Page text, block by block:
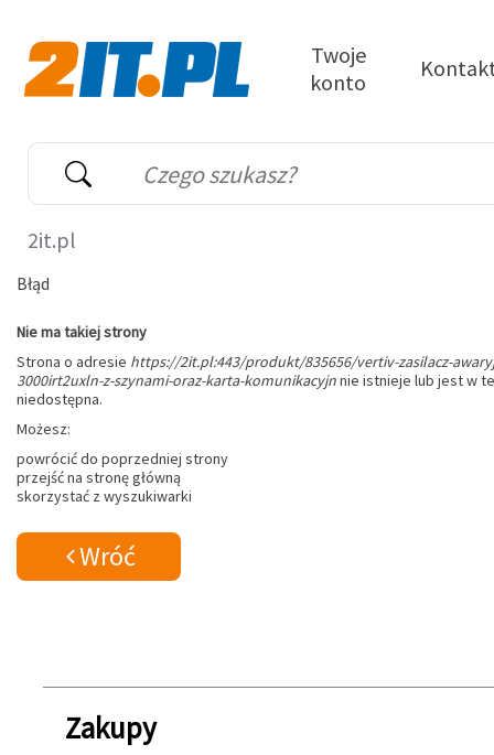
Wyszukiwarka
Słowo kluczowe
Twoje
konto
2it.pl
Błąd
Nie ma takiej strony
Strona o adresie https://2it.pl:443/produkt/835656/vertiv-zasilacz-
3000irt2uxln-z-szynami-oraz-karta-komunikacyjnnie istnieje lub jest w
niedostępna.
Możesz:
powrócić do poprzedniej strony
przejść na stronę główną
skorzystać z wyszukiwarki
Wróć
Zakupy